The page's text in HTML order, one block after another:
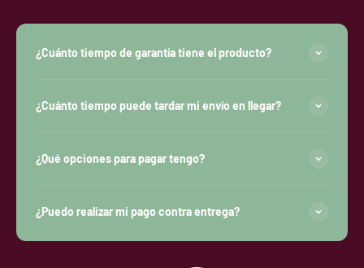
¿Cuánto tiempo de garantía tiene el producto?
¿Cuánto tiempo puede tardar mi envío en llegar?
¿Qué opciones para pagar tengo?
¿Puedo realizar mi pago contra entrega?